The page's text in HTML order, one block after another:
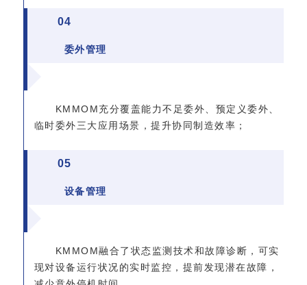
04
委外管理
KMMOM充分覆盖能力不足委外、预定义委外、
临时委外三大应用场景，提升协同制造效率；
05
设备管理
KMMOM融合了状态监测技术和故障诊断，可实
现对设备运行状况的实时监控，提前发现潜在故障，